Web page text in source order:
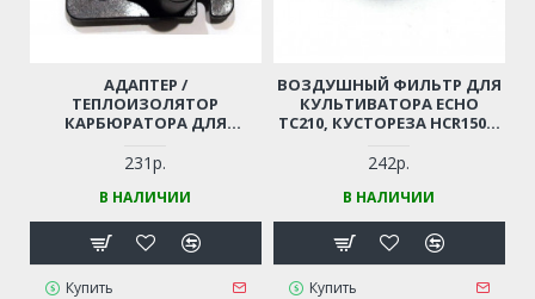
АДАПТЕР /
ТЕПЛОИЗОЛЯТОР
КАРБЮРАТОРА ДЛЯ
OLEO-MAC SPARTA 37, 38, 42,
44 (6120-0198)
231р.
В НАЛИЧИИ
Купить
ВОЗДУШНЫЙ ФИЛЬТР ДЛЯ
КУЛЬТИВАТОРА ECHO
TC210, КУСТОРЕЗА HCR1500-
(A226001410)
242р.
В НАЛИЧИИ
Купить